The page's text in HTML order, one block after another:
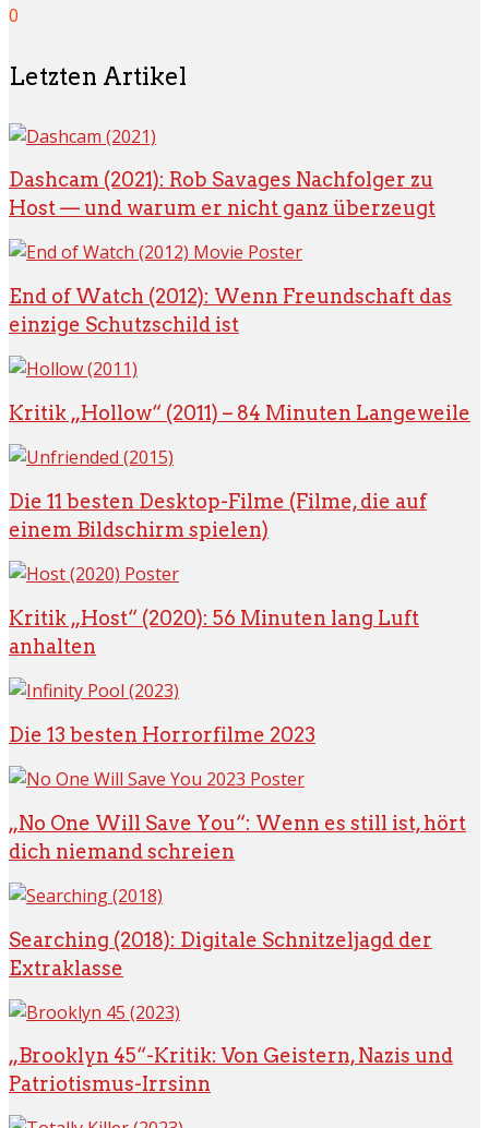
0
Letzten Artikel
Dashcam (2021): Rob Savages Nachfolger zu
Host — und warum er nicht ganz überzeugt
End of Watch (2012): Wenn Freundschaft das
einzige Schutzschild ist
Kritik „Hollow“ (2011) – 84 Minuten Langeweile
Die 11 besten Desktop-Filme (Filme, die auf
einem Bildschirm spielen)
Kritik „Host“ (2020): 56 Minuten lang Luft
anhalten
Die 13 besten Horrorfilme 2023
„No One Will Save You“: Wenn es still ist, hört
dich niemand schreien
Searching (2018): Digitale Schnitzeljagd der
Extraklasse
„Brooklyn 45“-Kritik: Von Geistern, Nazis und
Patriotismus-Irrsinn